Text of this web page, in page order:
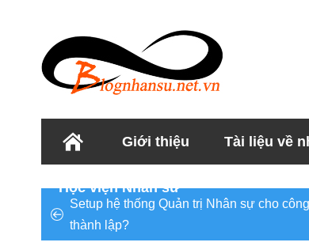
Giới thiệu Tài liệu về
Học viện Nhân sư
Setup hệ thống Quản trị Nhân sự cho
thành lập?